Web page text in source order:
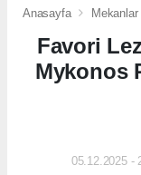
Anasayfa Mekanlar
Favori
Mykonos
05.12.2025 -